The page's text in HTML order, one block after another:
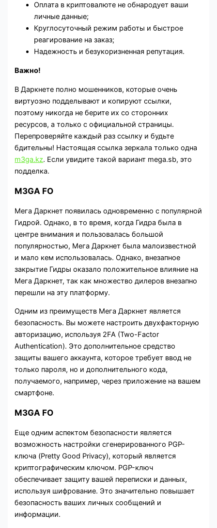
Оплата в криптовалюте не обнародует ваши
личные данные;
Круглосуточный режим работы и быстрое
реагирование на заказ;
Надежность и безукоризненная репутация.
Важно!
В Даркнете полно мошенников, которые очень
виртуозно подделывают и копируют ссылки,
поэтому никогда не берите их со сторонних
ресурсов, а только с официальной страницы.
Перепроверяйте каждый раз ссылку и будьте
бдительны! Настоящая ссылка зеркала только одна
m3ga.kz. Если увидите такой вариант mega.sb, это
подделка.
M3GA FO
Мега Даркнет появилась одновременно с популярной
Гидрой. Однако, в то время, когда Гидра была в
центре внимания и пользовалась большой
популярностью, Мега Даркнет была малоизвестной
и мало кем использовалась. Однако, внезапное
закрытие Гидры оказало положительное влияние на
Мега Даркнет, так как множество дилеров внезапно
перешли на эту платформу.
Одним из преимуществ Мега Даркнет является
безопасность. Вы можете настроить двухфакторную
авторизацию, используя 2FA (Two-Factor
Authentication). Это дополнительное средство
защиты вашего аккаунта, которое требует ввод не
только пароля, но и дополнительного кода,
получаемого, например, через приложение на вашем
смартфоне.
M3GA FO
Еще одним аспектом безопасности является
возможность настройки сгенерированного PGP-
ключа (Pretty Good Privacy), который является
криптографическим ключом. PGP-ключ
обеспечивает защиту вашей переписки и данных,
используя шифрование. Это значительно повышает
безопасность ваших личных сообщений и
информации.